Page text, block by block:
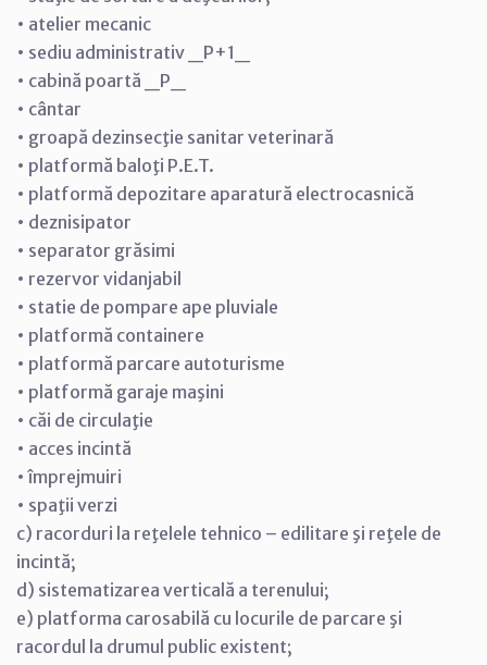
• atelier mecanic
• sediu administrativ _P+1_
• cabină poartă _P_
• cântar
• groapă dezinsecţie sanitar veterinară
• platformă baloţi P.E.T.
• platformă depozitare aparatură electrocasnică
• deznisipator
• separator grăsimi
• rezervor vidanjabil
• statie de pompare ape pluviale
• platformă containere
• platformă parcare autoturisme
• platformă garaje maşini
• căi de circulaţie
• acces incintă
• împrejmuiri
• spaţii verzi
c) racorduri la reţelele tehnico – edilitare şi reţele de
incintă;
d) sistematizarea verticală a terenului;
e) platforma carosabilă cu locurile de parcare şi
racordul la drumul public existent;